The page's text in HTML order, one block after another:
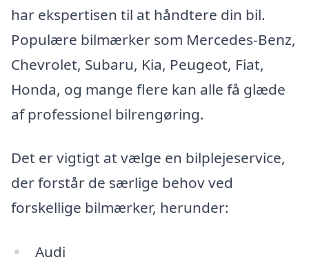
har ekspertisen til at håndtere din bil.
Populære bilmærker som Mercedes-Benz,
Chevrolet, Subaru, Kia, Peugeot, Fiat,
Honda, og mange flere kan alle få glæde
af professionel bilrengøring.
Det er vigtigt at vælge en bilplejeservice,
der forstår de særlige behov ved
forskellige bilmærker, herunder:
Audi